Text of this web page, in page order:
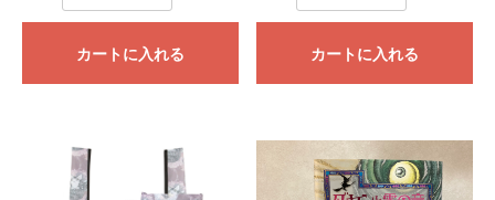
カートに入れる カートに入れる